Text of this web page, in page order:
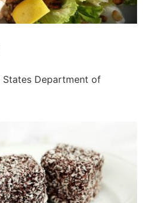
States Department of